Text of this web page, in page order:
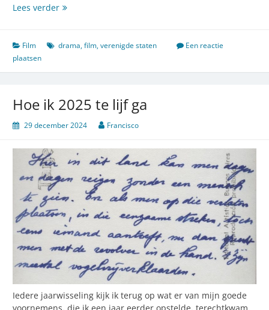
Lees verderIntieme
vreemden
Film drama,film,verenigde staten
Een reactie
plaatsen
Hoe ik 2025 te lijf ga
29 december 2024 Francisco
Iedere jaarwisseling kijk ik terug op wat er van mijn goede